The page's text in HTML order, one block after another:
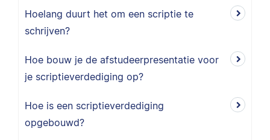
Hoelang duurt het om een scriptie te
schrijven?
Hoe bouw je de afstudeerpresentatie voor
je scriptieverdediging op?
Hoe is een scriptieverdediging
opgebouwd?